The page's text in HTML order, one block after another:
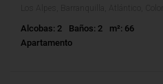
Alcobas: 2 Baños: 2
m²: 66
Apartamento